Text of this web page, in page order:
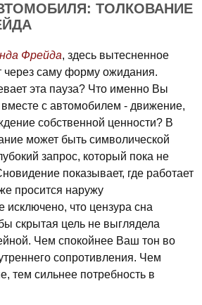
ТОЛКОВАНИЕ
Фрейда, здесь вытесненное
через саму форму ожидания.
эта пауза? Что именно Вы
вместе с автомобилем - движение,
собственной ценности? В
может быть символической
запрос, который пока не
показывает, где работает
просится наружу
исключено, что цензура сна
скрытая цель не выглядела
Чем спокойнее Ваш тон во
сопротивления. Чем
тем сильнее потребность в